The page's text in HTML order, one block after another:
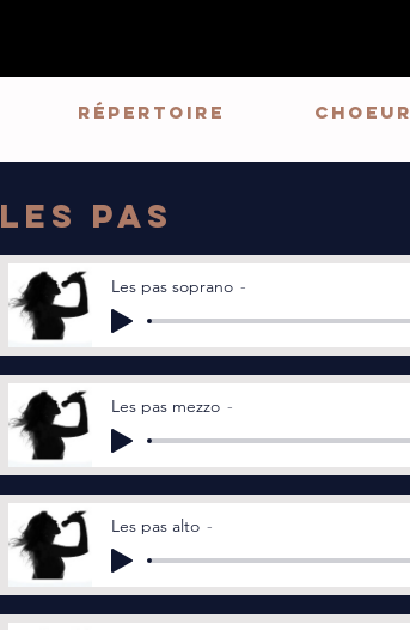
Répertoire CHOEUR
Les pas
Les pas soprano
Les pas mezzo
Les pas alto